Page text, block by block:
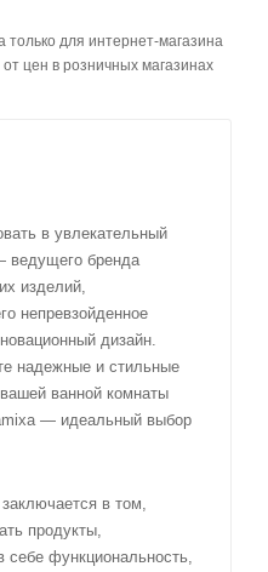
только для интернет-магазина
цен в розничных магазинах
в увлекательный
ведущего бренда
изделий,
непревзойденное
дизайн.
надежные и стильные
ванной комнаты
— идеальный выбор
в том,
продукты,
функциональность,